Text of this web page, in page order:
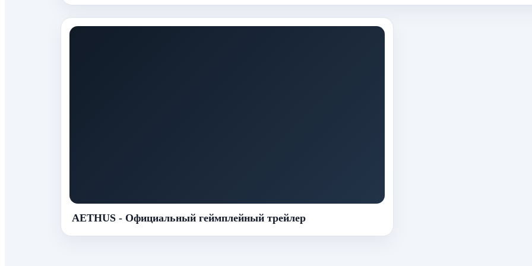
AETHUS - Официальный геймплейный трейлер